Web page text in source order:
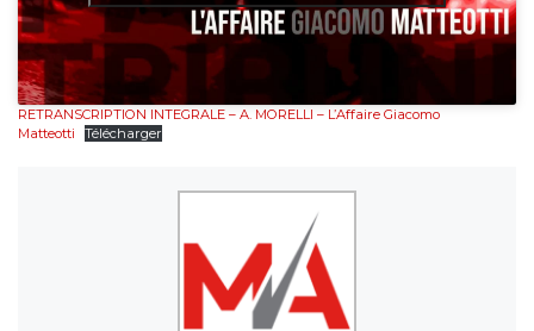
RETRANSCRIPTION INTEGRALE – A. MORELLI – L’Affaire Giacomo
Matteotti
Télécharger